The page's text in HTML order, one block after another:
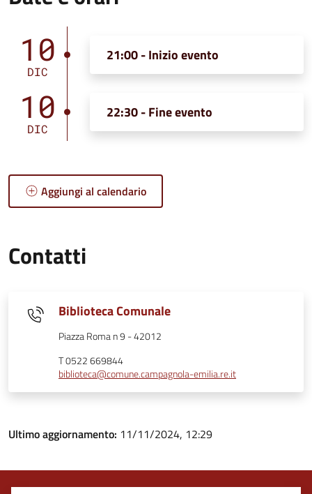
10
DIC
21:00 - Inizio evento
10
DIC
22:30 - Fine evento
Aggiungi al calendario
Contatti
Biblioteca Comunale
Piazza Roma n 9 - 42012
T 0522 669844
biblioteca@comune.campagnola-emilia.re.it
Ultimo aggiornamento: 11/11/2024, 12:29